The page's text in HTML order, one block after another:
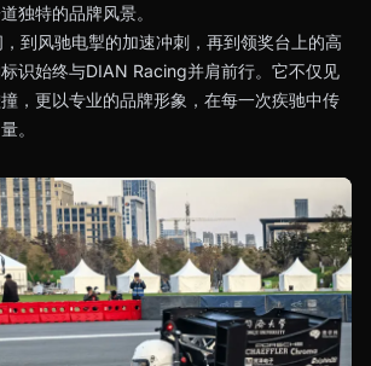
独特的品牌风景。
到风驰电掣的加速冲刺，再到领奖台上的高
识始终与DIAN Racing并肩前行。它不仅见
，更以专业的品牌形象，在每一次疾驰中传
。